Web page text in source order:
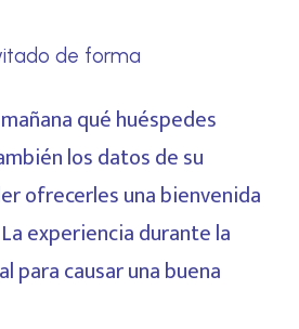
de forma
qué huéspedes
los datos de su
ofrecerles una bienvenida
experiencia durante la
para causar una buena